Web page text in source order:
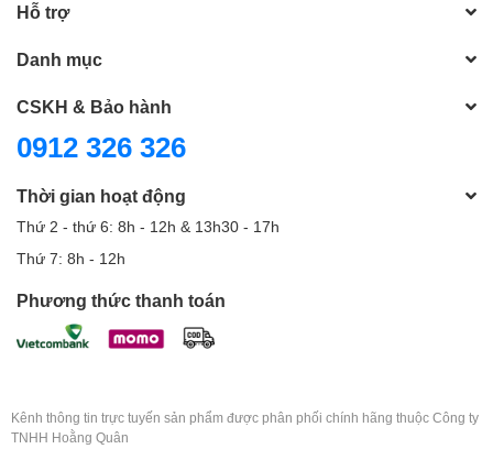
Hỗ trợ
Danh mục
CSKH & Bảo hành
0912 326 326
Thời gian hoạt động
Thứ 2 - thứ 6: 8h - 12h & 13h30 - 17h
Thứ 7: 8h - 12h
Phương thức thanh toán
Kênh thông tin trực tuyến sản phẩm được phân phối chính hãng thuộc Công ty
TNHH Hoằng Quân